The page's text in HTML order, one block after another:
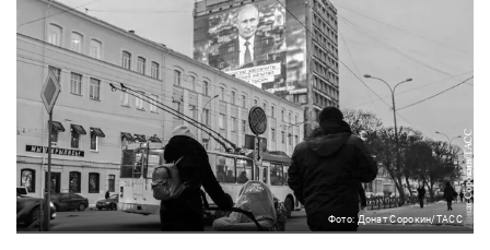
Фото: Донат Сорокин/ТАСС